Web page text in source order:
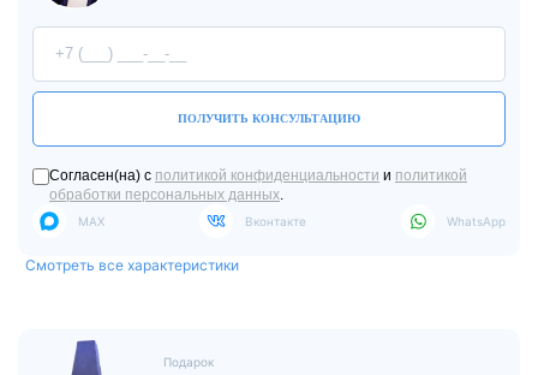
ПОЛУЧИТЬ КОНСУЛЬТАЦИЮ
Согласен(на) с политикой конфиденциальности и политикой
обработки персональных данных.
MAX Вконтакте WhatsApp
Смотреть все характеристики
Подарок